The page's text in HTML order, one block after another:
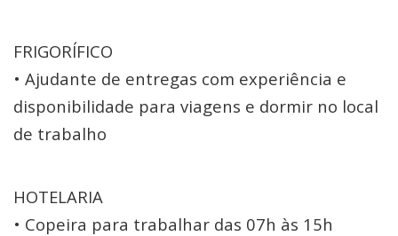
FRIGORÍFICO
• Ajudante de entregas com experiência e
disponibilidade para viagens e dormir no local
de trabalho
HOTELARIA
• Copeira para trabalhar das 07h às 15h